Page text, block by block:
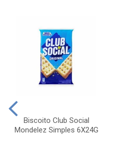
Biscoito Club Social
Mondelez Simples 6X24G